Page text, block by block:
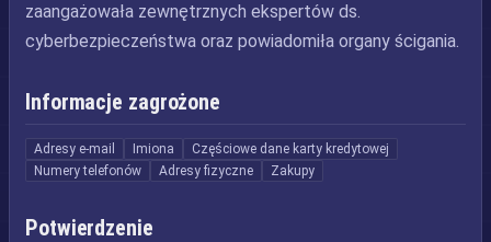
zaangażowała zewnętrznych ekspertów ds.
cyberbezpieczeństwa oraz powiadomiła organy ścigania.
Informacje zagrożone
Adresy e-mail Imiona
Częściowe dane karty kredytowej
Numery telefonów
Adresy fizyczne Zakupy
Potwierdzenie